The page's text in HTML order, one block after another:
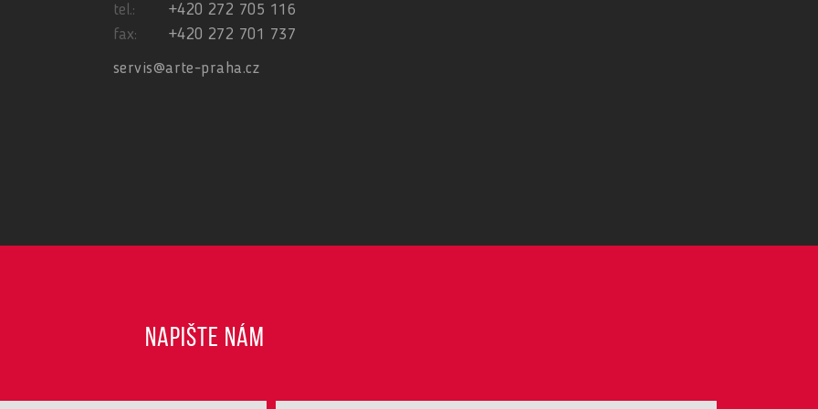
tel.:
+420 272 705 116
fax:
+420 272 701 737
servis@arte-praha.cz
NAPIŠTE NÁM